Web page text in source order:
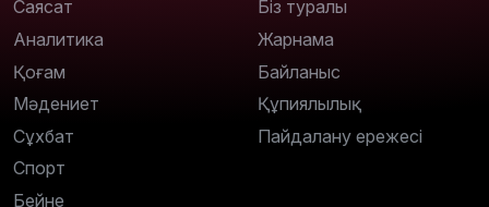
Саясат
Аналитика
Қоғам
Мәдениет
Сұхбат
Спорт
Бейне
Біз туралы
Жарнама
Байланыс
Құпиялылық
Пайдалану ережесі